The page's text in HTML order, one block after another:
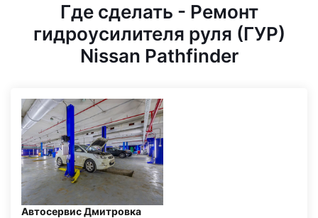
Где сделать - Ремонт
гидроусилителя руля (ГУР)
Nissan Pathfinder
Автосервис Дмитровка